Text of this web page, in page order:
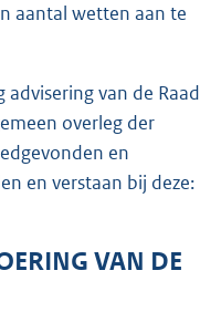
aantal wetten aan te
van de Raad
overleg der
en
en verstaan bij deze:
VAN DE